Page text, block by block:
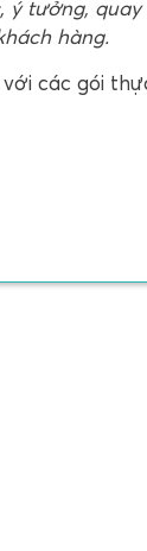
ý tưởng, quay
hàng.
các gói